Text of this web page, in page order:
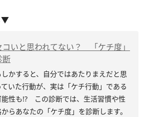
▼
コいと思われてない？ 「ケチ度」
断
しかすると、自分ではあたりまえだと思
ていた行動が、実は「ケチ行動」である
能性も!? この診断では、生活習慣や性
らあなたの「ケチ度」を診断します。